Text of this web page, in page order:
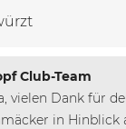
Club-Team
vielen Dank für
in Hinblick